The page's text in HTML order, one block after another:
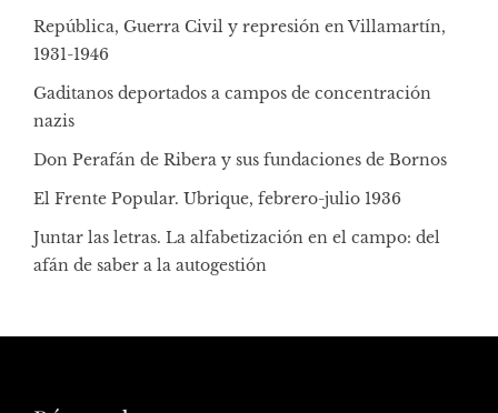
República, Guerra Civil y represión en Villamartín,
1931-1946
Gaditanos deportados a campos de concentración
nazis
Don Perafán de Ribera y sus fundaciones de Bornos
El Frente Popular. Ubrique, febrero-julio 1936
Juntar las letras. La alfabetización en el campo: del
afán de saber a la autogestión